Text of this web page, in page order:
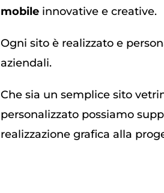
mobile innovative e creative.
Ogni sito è realizzato e
aziendali.
Che sia un semplice sito
personalizzato possiamo
realizzazione grafica alla